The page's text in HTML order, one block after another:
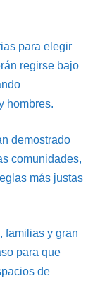
para elegir
regirse bajo
hombres.
demostrado
comunidades,
más justas
familias y gran
para que
de